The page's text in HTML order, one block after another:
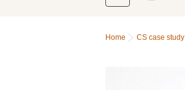
Home CS case study